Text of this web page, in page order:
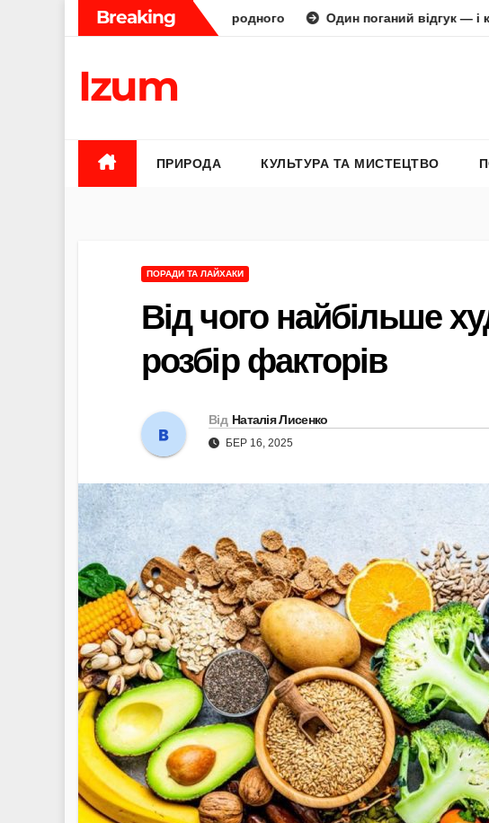
Breaking
діамант від природного Один поганий відгук — і клієнт
Izum
ПРИРОДА КУЛЬТУРА ТА МИСТЕЦТВО
ПОРАДИ ТА ЛАЙХАКИ
Від чого найбільше
розбір факторів
Від Наталія Лисенко
БЕР 16, 2025